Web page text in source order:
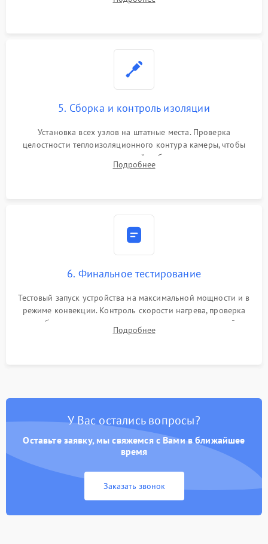
выгоревших реле, восстановление контактов и замена
5. Сборка и контроль изоляции
Установка всех узлов на штатные места. Проверка
целостности теплоизоляционного контура камеры, чтобы
исключить перегрев кухонной мебели и потерю тепла.
Надежная фиксация клемм и сборка корпуса шкафа.
Подробнее
6. Финальное тестирование
Тестовый запуск устройства на максимальной мощности и в
режиме конвекции. Контроль скорости нагрева, проверка
срабатывания термостата при достижении заданной
температуры и тест на отсутствие утечек тока.
Подробнее
У Вас остались вопросы?
Оставьте заявку, мы свяжемся с Вами в ближайшее
время
Заказать звонок